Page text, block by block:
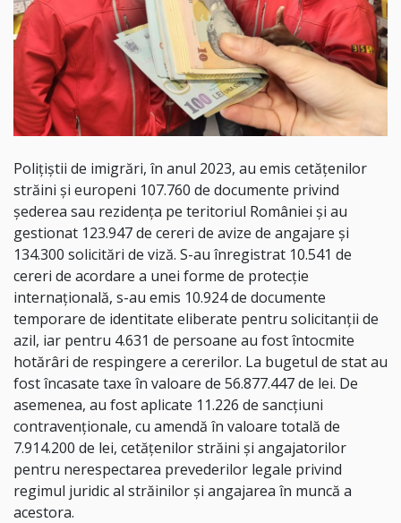
Poliţiştii de imigrări, în anul 2023, au emis cetăţenilor
străini şi europeni 107.760 de documente privind
şederea sau rezidenţa pe teritoriul României și au
gestionat 123.947 de cereri de avize de angajare şi
134.300 solicitări de viză. S-au înregistrat 10.541 de
cereri de acordare a unei forme de protecţie
internaţională, s-au emis 10.924 de documente
temporare de identitate eliberate pentru solicitanții de
azil, iar pentru 4.631 de persoane au fost întocmite
hotărâri de respingere a cererilor. La bugetul de stat au
fost încasate taxe în valoare de 56.877.447 de lei. De
asemenea, au fost aplicate 11.226 de sancțiuni
contravenţionale, cu amendă în valoare totală de
7.914.200 de lei, cetăţenilor străini şi angajatorilor
pentru nerespectarea prevederilor legale privind
regimul juridic al străinilor şi angajarea în muncă a
acestora.